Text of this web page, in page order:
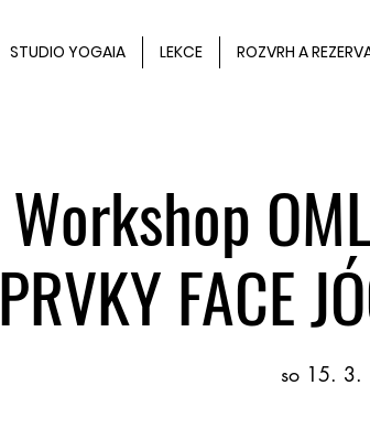
STUDIO YOGAIA LEKCE ROZVRH A
Workshop
PRVKY FACE
so 15. 3.